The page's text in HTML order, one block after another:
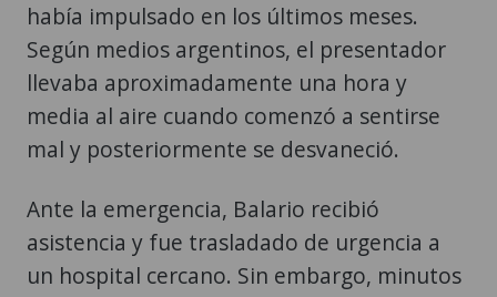
había impulsado en los últimos meses.
Según medios argentinos, el presentador
llevaba aproximadamente una hora y
media al aire cuando comenzó a sentirse
mal y posteriormente se desvaneció.
Ante la emergencia, Balario recibió
asistencia y fue trasladado de urgencia a
un hospital cercano. Sin embargo, minutos